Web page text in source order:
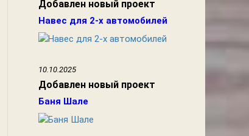
Добавлен новый проект
Навес для 2-х автомобилей
10.10.2025
Добавлен новый проект
Баня Шале